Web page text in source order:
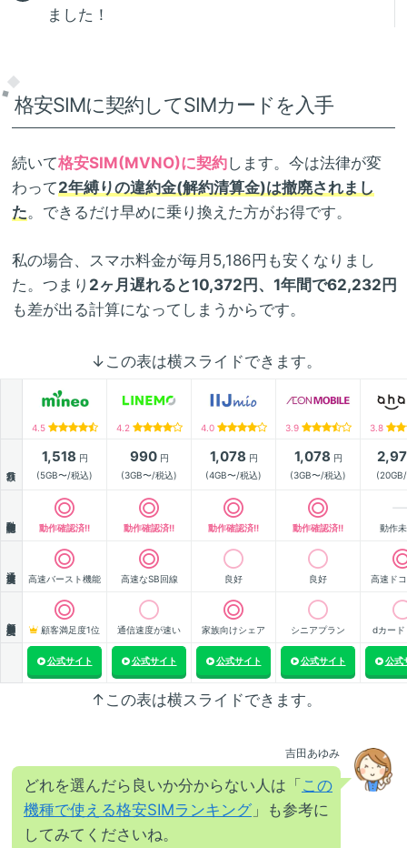
ました！
格安SIMに契約してSIMカードを入手
続いて格安SIM(MVNO)に契約します。今は法律が変
わって2年縛りの違約金(解約清算金)は撤廃されまし
た。できるだけ早めに乗り換えた方がお得です。
私の場合、スマホ料金が毎月5,186円も安くなりまし
た。つまり 2ヶ月遅れると10,372円、1年間で62,232円
も差が出る計算になってしまうからです。
↓この表は横スライドできます。
4.5 4.2 4.0 3.9 3.8
1,518 円
(5GB〜/税込)
990円
(3GB〜/税込)
1,078 円
(4GB〜/税込)
1,078 円
(3GB〜/税込)
動作確認済!! 動作確認済!! 動作確認済!! 動作確認済!! 動作
高速バースト機能 高速なSB回線 良好 良好 高速ド
顧客満足度1位 通信速度が速い 家族向けシェア シニアプラン dカード
公式サイト 公式サイト 公式サイト 公式サイト 公式
↑この表は横スライドできます。
吉田あゆみ
どれを選んだら良いか分からない人は「 この
機種で使える格安SIMランキング 」も参考に
してみてくださいね。